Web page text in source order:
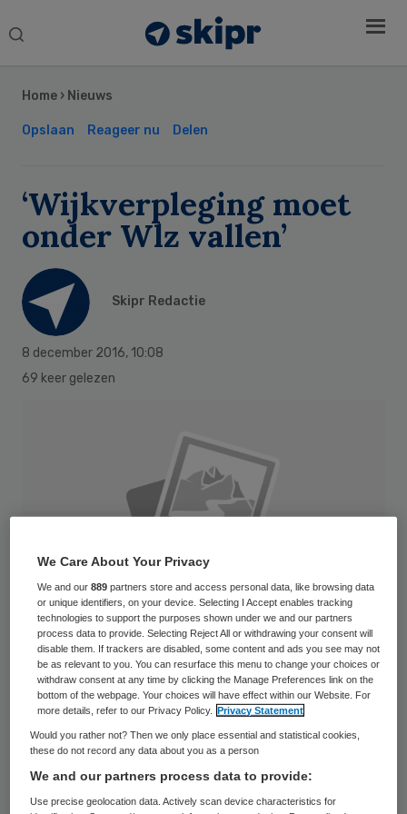
Search
Home › Nieuws
Opslaan Reageer nu Delen
‘Wijkverpleging moet
onder Wlz vallen’
Skipr Redactie
8 december 2016, 10:08
69 keer gelezen
Sinds de wijkverpleging onder de
Zorgverzekeringswet (Zvw) valt, rijzen de
kosten volgens zorgverzekeraars de pan
uit. Om de premiestijging binnen de perken
Sidebar
We Care About Your Privacy
We and our889 partners store and access personal data, like browsing data
or unique identifiers, on your device. Selecting I Accept enables tracking
technologies to support the purposes shown under we and our partners
process data to provide. Selecting Reject All or withdrawing your consent will
disable them. If trackers are disabled, some content and ads you see may not
be as relevant to you. You can resurface this menu to change your choices or
withdraw consent at any time by clicking the Manage Preferences link on the
bottom of the webpage. Your choices will have effect within our Website. For
more details, refer to our Privacy Policy.
Privacy Statement
Would you rather not? Then we only place essential and statistical cookies,
these do not record any data about you as a person
We and our partners process data to provide:
Use precise geolocation data. Actively scan device characteristics for